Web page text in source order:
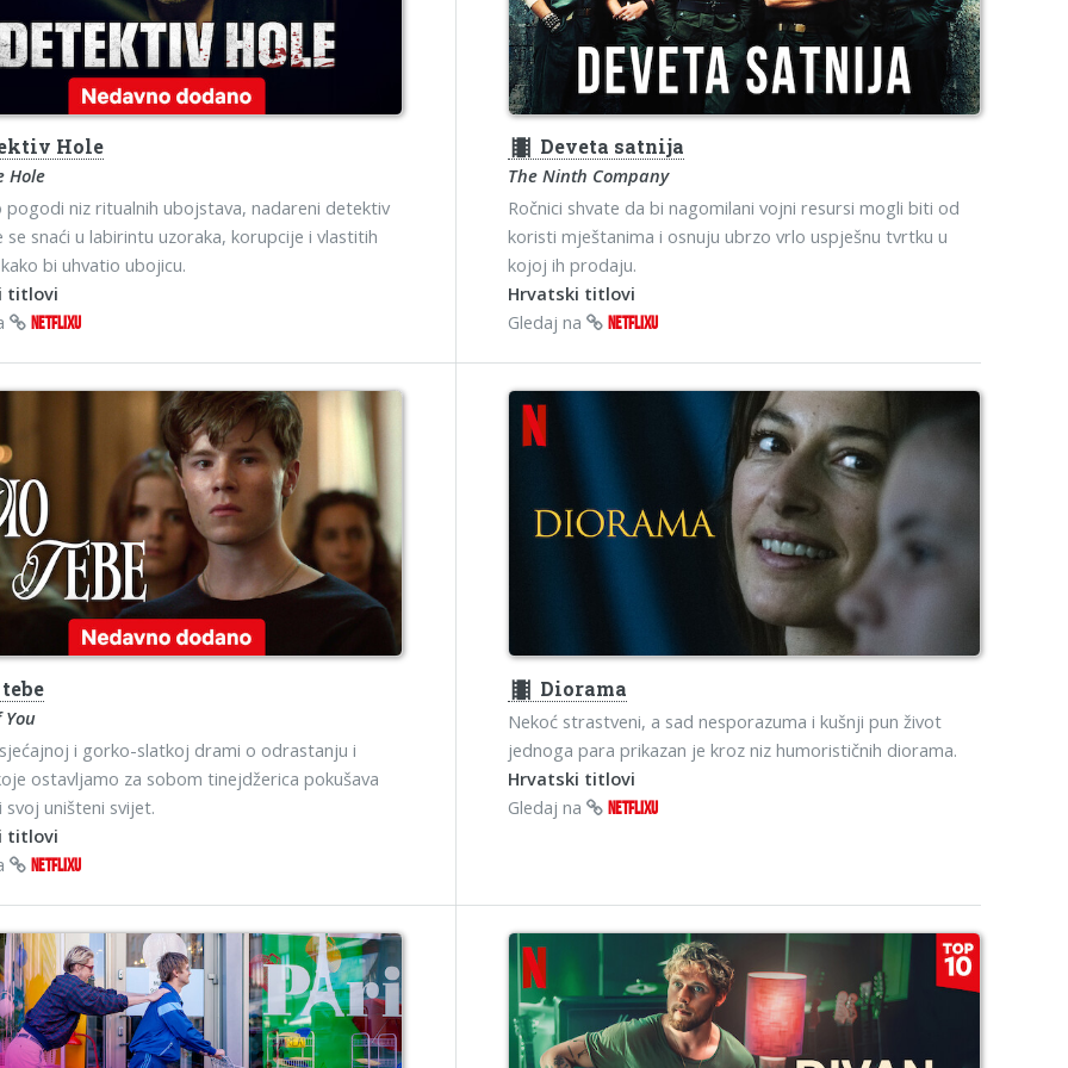
Hole
Hole
pogodi niz ritualnih ubojstava, nadareni detektiv
se snaći u labirintu uzoraka, korupcije i vlastitih
bi uhvatio ubojicu.
titlovi
NETFLIXU
theaters Deveta satnija
The Ninth Company
Ročnici shvate da bi nagomilani vojni resursi mogli biti od
koristi mještanima i osnuju ubrzo vrlo uspješnu tvrtku u
kojoj ih prodaju.
Hrvatski titlovi
Gledaj na
NETFLIXU
You
i gorko-slatkoj drami o odrastanju i
ostavljamo za sobom tinejdžerica pokušava
uništeni svijet.
titlovi
NETFLIXU
theaters Diorama
Nekoć strastveni, a sad nesporazuma i kušnji pun život
jednoga para prikazan je kroz niz humorističnih diorama.
Hrvatski titlovi
Gledaj na
NETFLIXU